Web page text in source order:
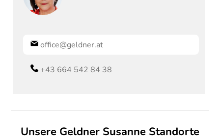
office@geldner.at
+43 664 542 84 38
Unsere Geldner Susanne Standorte